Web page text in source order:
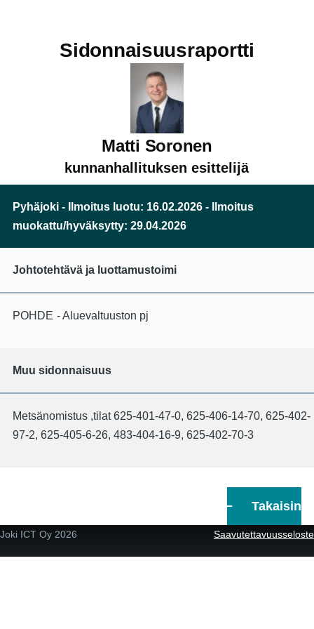
Sidonnaisuusraportti
Matti Soronen
kunnanhallituksen esittelijä
Pyhäjoki - Ilmoitus luotu: 16.02.2026 - Ilmoitus
muokattu/hyväksytty: 29.04.2026
Johtotehtävä ja luottamustoimi
POHDE Aluevaltuuston pj
Muu sidonnaisuus
Metsänomistus ,tilat 625-401-47-0, 625-406-14-70, 625-402-
97-2, 625-405-6-26, 483-404-16-9, 625-402-70-3
Takaisin
Joki ICT Oy 2026 Saavutettavuusseloste